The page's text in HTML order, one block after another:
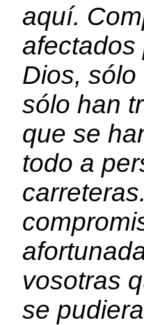
aquí.
afectados
Dios,
sólo han
que se
todo a
vosotras
se